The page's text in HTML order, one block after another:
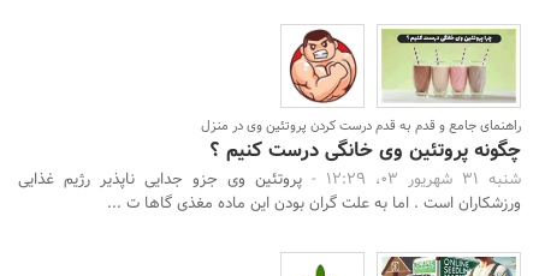
راهنمای جامع و قدم به قدم درست کردن پروتئین وی در منزل
چگونه پروتئین وی خانگی درست کنیم ؟
شنبه 31 شهریور 03، 12:29 -
پروتئین وی جزو جدایی ناپذیر رژیم غذایی
ورزشکاران است . اما به علت گران بودن این ماده مغذی گاها ت ...